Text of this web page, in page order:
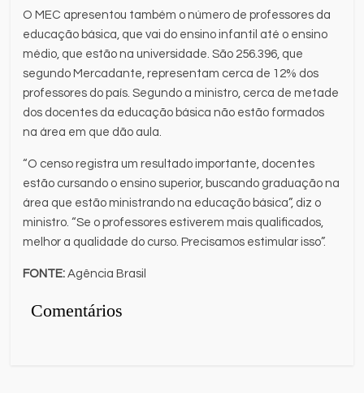
O MEC apresentou também o número de professores da
educação básica, que vai do ensino infantil até o ensino
médio, que estão na universidade. São 256.396, que
segundo Mercadante, representam cerca de 12% dos
professores do país. Segundo a ministro, cerca de metade
dos docentes da educação básica não estão formados
na área em que dão aula.
“O censo registra um resultado importante, docentes
estão cursando o ensino superior, buscando graduação na
área que estão ministrando na educação básica”, diz o
ministro. “Se o professores estiverem mais qualificados,
melhor a qualidade do curso. Precisamos estimular isso”.
FONTE: Agência Brasil
Comentários